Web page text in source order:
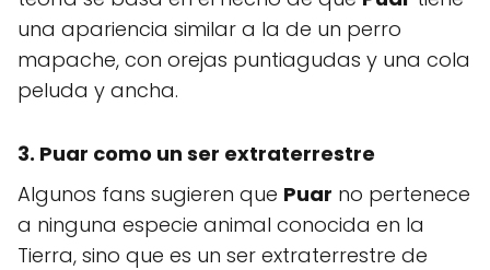
una apariencia similar a la de un perro
mapache, con orejas puntiagudas y una cola
peluda y ancha.
3. Puar como un ser extraterrestre
Algunos fans sugieren que Puar no pertenece
a ninguna especie animal conocida en la
Tierra, sino que es un ser extraterrestre de